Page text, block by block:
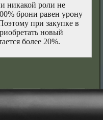
никакой роли не
брони равен урону
при закупке в
новый
более 20%.